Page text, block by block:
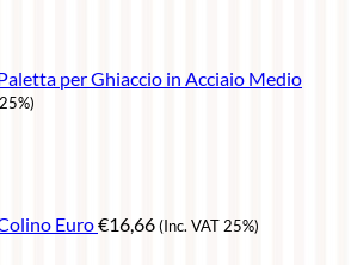
per Ghiaccio in Acciaio Medio
Euro€16,66(Inc. VAT 25%)